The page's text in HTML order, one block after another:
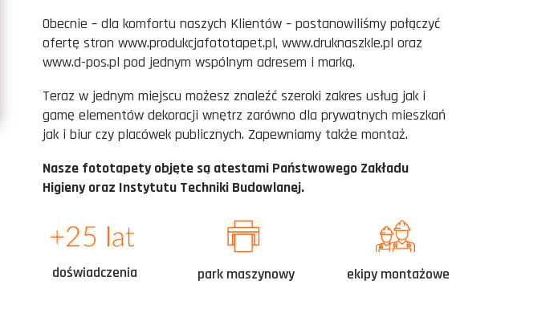
Obecnie – dla komfortu naszych Klientów – postanowiliśmy połączyć
ofertę stron www.produkcjafototapet.pl, www.druknaszkle.pl oraz
www.d-pos.pl pod jednym wspólnym adresem i marką.
Teraz w jednym miejscu możesz znaleźć szeroki zakres usług jak i
gamę elementów dekoracji wnętrz zarówno dla prywatnych mieszkań
jak i biur czy placówek publicznych. Zapewniamy także montaż.
Nasze fototapety objęte są atestami Państwowego Zakładu
Higieny oraz Instytutu Techniki Budowlanej.
doświadczenia park maszynowy ekipy montażowe